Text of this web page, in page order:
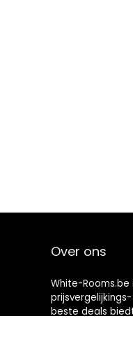
Over ons
White-
beste deals